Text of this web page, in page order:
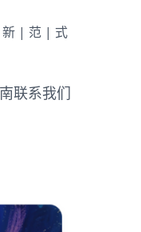
|范|式
联系我们